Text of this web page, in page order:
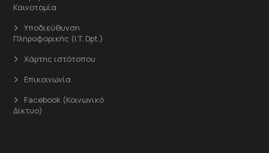
Καινοτομία
Υποδιεύθυνση
Πληροφορικής (I.T. Dpt.)
Χάρτης ιστότοπου
Επικοινωνία
Facebook (Κοινωνικό
Δίκτυο)